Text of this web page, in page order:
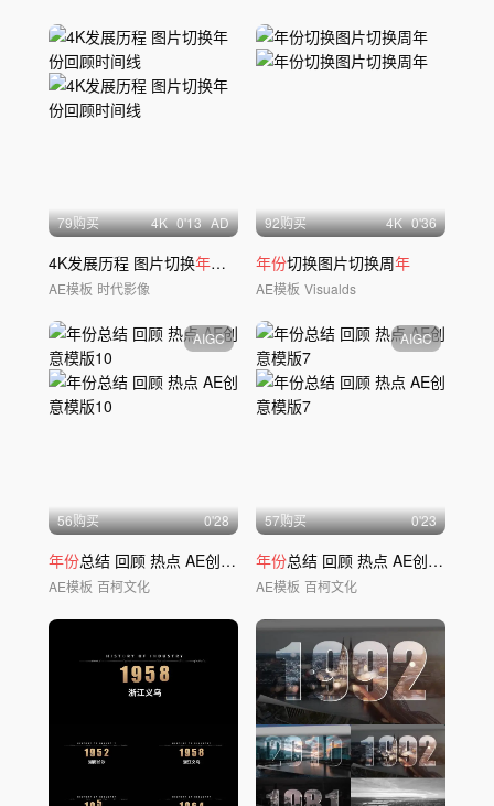
79购买 4K 0'13 AD
4K发展历程 图片切换年份 回顾时间线
AE模板 时代影像
92购买 4K 0'36
年份切换图片切换周年
AE模板 Visualds
AIGC
56购买 0'28
年份总结 回顾 热点 AE创意模版10
AE模板 百柯文化
AIGC
57购买 0'23
年份总结 回顾 热点 AE创意模版7
AE模板 百柯文化